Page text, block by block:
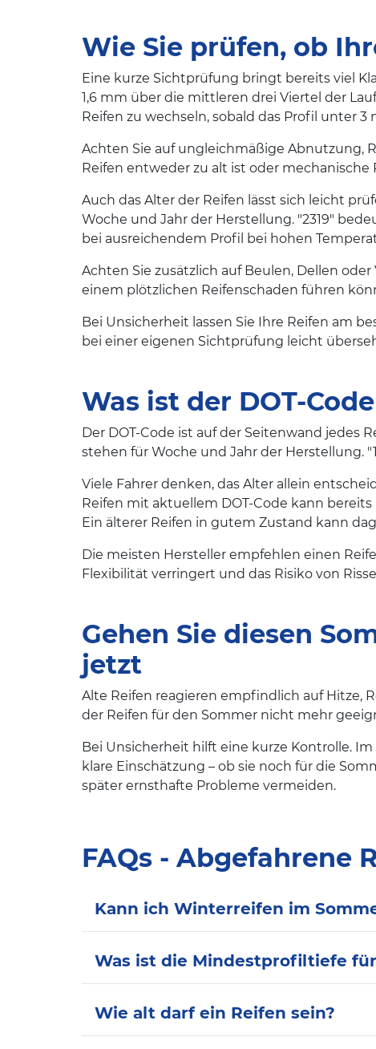
Wie Sie prüfen, ob
Eine kurze Sichtprüfung bringt bereits viel
1,6 mm über die mittleren drei Viertel der
Reifen zu wechseln, sobald das Profil unter
Achten Sie auf ungleichmäßige Abnutzung,
Reifen entweder zu alt ist oder
Auch das Alter der Reifen lässt sich leicht
Woche und Jahr der Herstellung. "2319"
bei ausreichendem Profil bei hohen
Achten Sie zusätzlich auf Beulen, Dellen
einem plötzlichen Reifenschaden führen
Bei Unsicherheit lassen Sie Ihre Reifen am
bei einer eigenen Sichtprüfung leicht
Was ist der DOT-
Der DOT-Code ist auf der Seitenwand jedes
stehen für Woche und Jahr der Herstellung.
Viele Fahrer denken, das Alter allein
Reifen mit aktuellem DOT-Code kann
Ein älterer Reifen in gutem Zustand kann
Die meisten Hersteller empfehlen einen
Flexibilität verringert und das Risiko von
Gehen Sie diesen
jetzt
Alte Reifen reagieren empfindlich auf Hitze,
der Reifen für den Sommer nicht mehr
Bei Unsicherheit hilft eine kurze Kontrolle.
klare Einschätzung – ob sie noch für die
später ernsthafte Probleme vermeiden.
FAQs - Abgefahrene
Kann ich Winterreifen im
Was ist die Mindestprofiltiefe
Wie alt darf ein Reifen sein?